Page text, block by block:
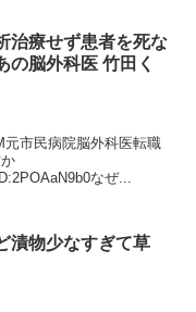
治療せず患者を死な
の脳外科医 竹田く
元市民病院脳外科医転職
なぜ...
漬物少なすぎて草